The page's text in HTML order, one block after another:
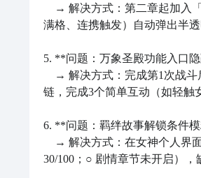
王牌挑战下载方法 王牌挑
想要靠谱的王牌挑战下载的小
剧情，养成路线自由不锁死。
略，轻松搞定下载再慢慢体验内
→ 解决方式：第二章起加入
满格、连携触发）自动弹出半
5. **问题：万象圣殿功能入口
→ 解决方式：完成第1次战斗
链，完成3个简单互动（如轻触
6. **问题：羁绊故事解锁条件
→ 解决方式：在女神个人界
30/100；○ 剧情章节未开启），